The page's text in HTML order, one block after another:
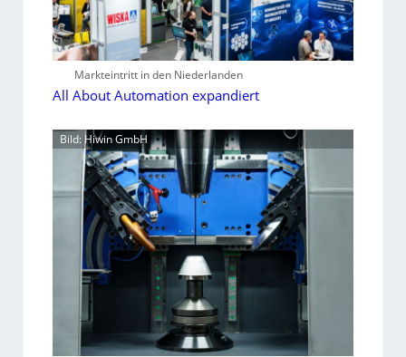
Markteintritt in den Niederlanden
All About Automation expandiert
Bild: Hiwin GmbH